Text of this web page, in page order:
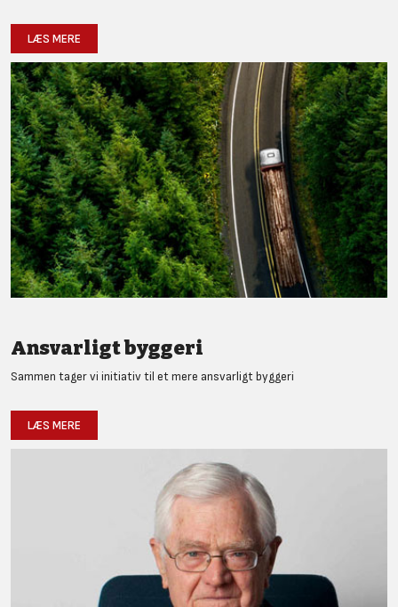
LÆS MERE
Ansvarligt byggeri
Sammen tager vi initiativ til et mere ansvarligt byggeri
LÆS MERE